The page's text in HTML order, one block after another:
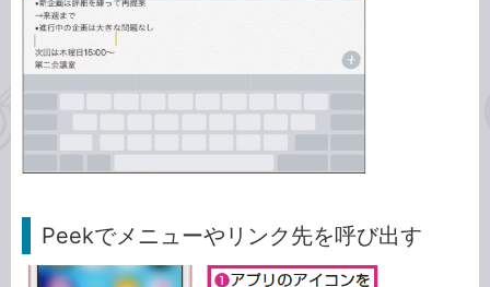
Peekでメニューやリンク先を呼び出す